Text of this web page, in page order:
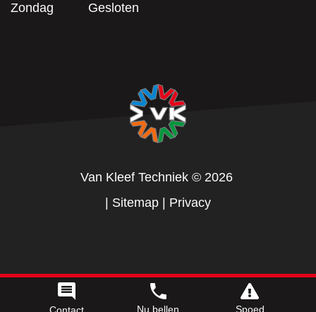
Nu bellen Spoed
Zondag
Gesloten
Van Kleef Techniek© 2026
Sitemap Privacy
Beoordeling door klanten: